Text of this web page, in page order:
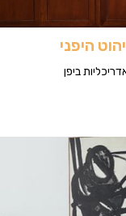
היפני
ביפן